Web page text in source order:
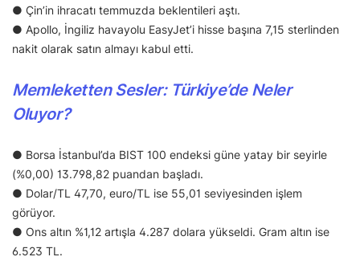
● Çin’in ihracatı temmuzda beklentileri aştı.
● Apollo, İngiliz havayolu EasyJet’i hisse başına 7,15 sterlinden
nakit olarak satın almayı kabul etti.
Memleketten Sesler: Türkiye’de Neler
Oluyor?
● Borsa İstanbul’da BIST 100 endeksi güne yatay bir seyirle
(%0,00) 13.798,82 puandan başladı.
● Dolar/TL 47,70, euro/TL ise 55,01 seviyesinden işlem
görüyor.
● Ons altın %1,12 artışla 4.287 dolara yükseldi. Gram altın ise
6.523 TL.